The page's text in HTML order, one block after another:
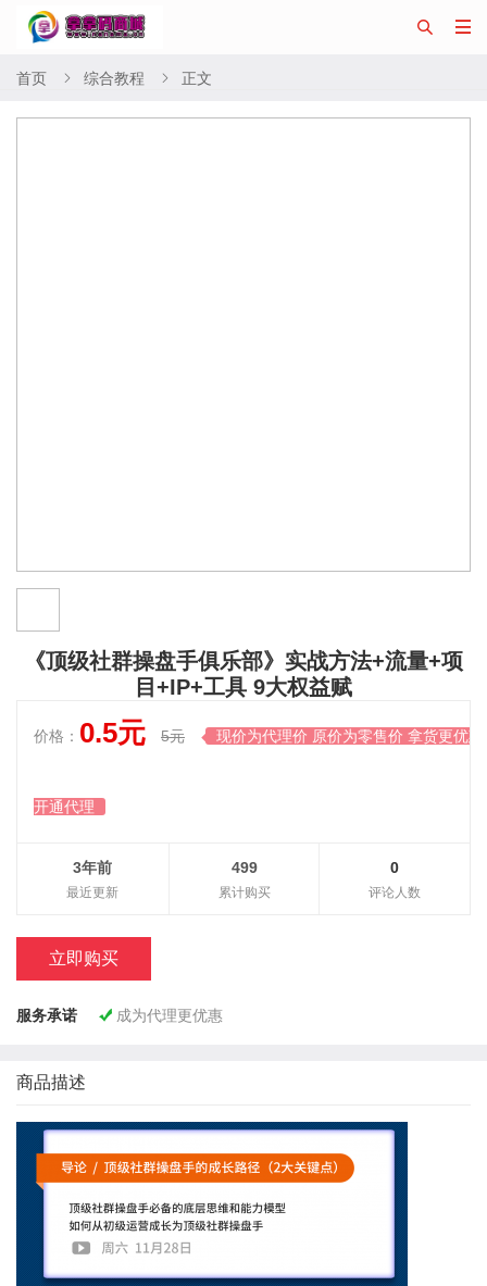


首页  综合教程  正文
《顶级社群操盘手俱乐部》实战方法+流量+项
目+IP+工具 9大权益赋
价格： 0.5元 5元  现价为代理价 原价为零售价 拿货更优惠
开通代理
0
评论人数
499
累计购买
3年前
最近更新
立即购买
服务承诺  成为代理更优惠
商品描述